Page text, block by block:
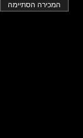
המכירה הסתיימה